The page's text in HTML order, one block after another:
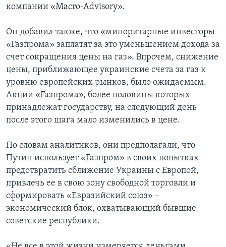
компании «Macro-Advisory».
Он добавил также, что «миноритарные инвесторы
«Газпрома» заплатят за это уменьшением дохода за
счет сокращения цены на газ». Впрочем, снижение
цены, приближающее украинские счета за газ к
уровню европейских рынков, было ожидаемым.
Акции «Газпрома», более половины которых
принадлежат государству, на следующий день
после этого шага мало изменились в цене.
По словам аналитиков, они предполагали, что
Путин использует «Газпром» в своих попытках
предотвратить сближение Украины с Европой,
привлечь ее в свою зону свободной торговли и
сформировать «Евразийский союз» –
экономический блок, охватывающий бывшие
советские республики.